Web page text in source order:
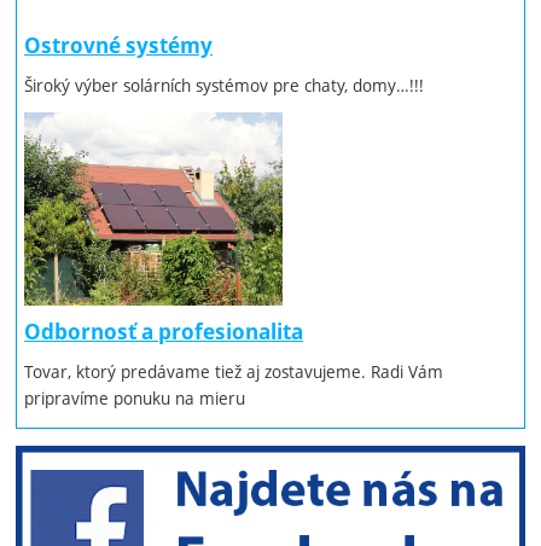
Ostrovné systémy
Široký výber solárních systémov pre chaty, domy…!!!
Odbornosť a profesionalita
Tovar, ktorý predávame tiež aj zostavujeme. Radi Vám
pripravíme ponuku na mieru